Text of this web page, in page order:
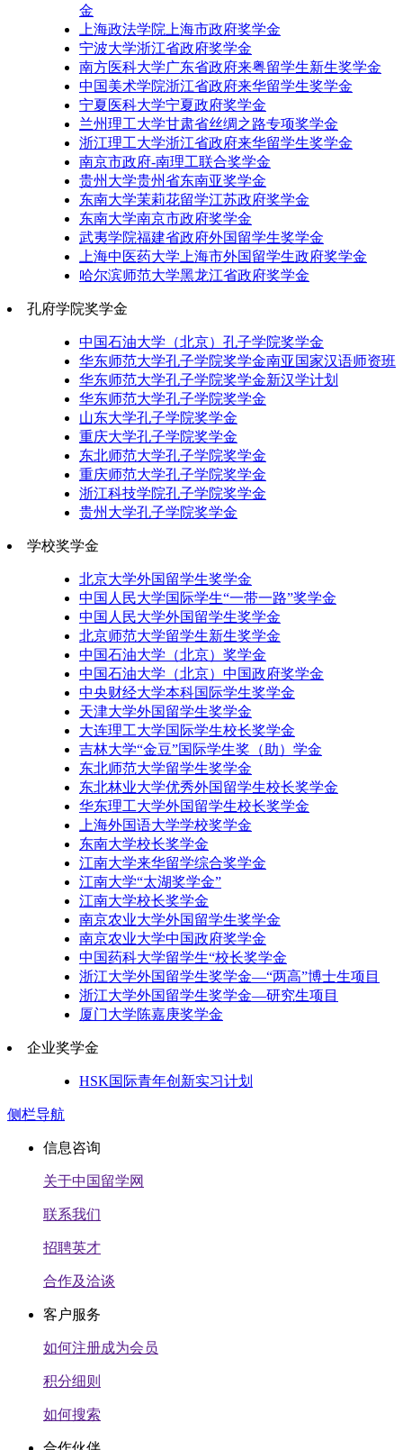
金
上海政法学院上海市政府奖学金
宁波大学浙江省政府奖学金
南方医科大学广东省政府来粤留学生新生奖学金
中国美术学院浙江省政府来华留学生奖学金
宁夏医科大学宁夏政府奖学金
兰州理工大学甘肃省丝绸之路专项奖学金
浙江理工大学浙江省政府来华留学生奖学金
南京市政府-南理工联合奖学金
贵州大学贵州省东南亚奖学金
东南大学茉莉花留学江苏政府奖学金
东南大学南京市政府奖学金
武夷学院福建省政府外国留学生奖学金
上海中医药大学上海市外国留学生政府奖学金
哈尔滨师范大学黑龙江省政府奖学金
孔府学院奖学金
中国石油大学（北京）孔子学院奖学金
华东师范大学孔子学院奖学金南亚国家汉语师资班
华东师范大学孔子学院奖学金新汉学计划
华东师范大学孔子学院奖学金
山东大学孔子学院奖学金
重庆大学孔子学院奖学金
东北师范大学孔子学院奖学金
重庆师范大学孔子学院奖学金
浙江科技学院孔子学院奖学金
贵州大学孔子学院奖学金
学校奖学金
北京大学外国留学生奖学金
中国人民大学国际学生“一带一路”奖学金
中国人民大学外国留学生奖学金
北京师范大学留学生新生奖学金
中国石油大学（北京）奖学金
中国石油大学（北京）中国政府奖学金
中央财经大学本科国际学生奖学金
天津大学外国留学生奖学金
大连理工大学国际学生校长奖学金
吉林大学“金豆”国际学生奖（助）学金
东北师范大学留学生奖学金
东北林业大学优秀外国留学生校长奖学金
华东理工大学外国留学生校长奖学金
上海外国语大学学校奖学金
东南大学校长奖学金
江南大学来华留学综合奖学金
江南大学“太湖奖学金”
江南大学校长奖学金
南京农业大学外国留学生奖学金
南京农业大学中国政府奖学金
中国药科大学留学生“校长奖学金
浙江大学外国留学生奖学金—“两高”博士生项目
浙江大学外国留学生奖学金—研究生项目
厦门大学陈嘉庚奖学金
企业奖学金
HSK国际青年创新实习计划
侧栏导航
信息咨询
关于中国留学网
联系我们
招聘英才
合作及洽谈
客户服务
如何注册成为会员
积分细则
如何搜索